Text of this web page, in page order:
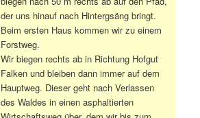
der uns hinauf nach Hintergsäng bringt.
Beim ersten Haus kommen wir zu einem
Forstweg.
Wir biegen rechts ab in Richtung Hofgut
Falken und bleiben dann immer auf dem
Hauptweg. Dieser geht nach Verlassen
des Waldes in einen asphaltierten